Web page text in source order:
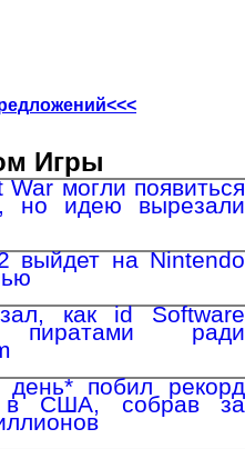
Игры
могли появиться
но идею вырезали
выйдет на Nintendo
как id Software
пиратами ради
день* побил рекорд
в США, собрав за